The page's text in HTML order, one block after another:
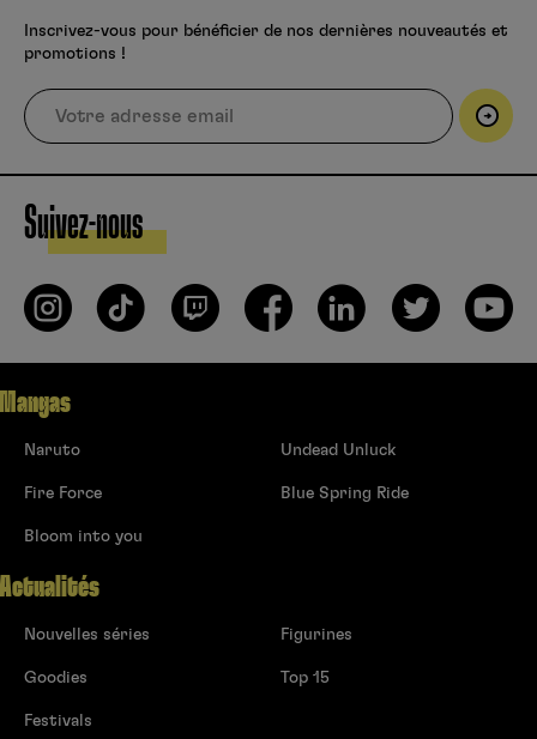
Inscrivez-vous pour bénéficier de nos dernières nouveautés et
promotions !
Suivez-nous
Mangas
Naruto
Fire Force
Bloom into you
Undead Unluck
Blue Spring Ride
Actualités
Nouvelles séries
Goodies
Festivals
Figurines
Top 15